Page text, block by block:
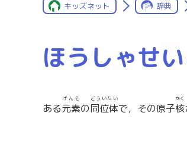
キッズネット 辞典
ほうしゃせ
ある元素
げんそ
の同位体
どういたい
で，その原子核
かく